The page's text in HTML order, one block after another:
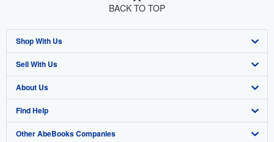
BACK TO TOP
Shop With Us
Advanced Search
Browse Collections
My Account
My Orders
Sell With Us
Start Selling
Join Our Affiliate Program
Book Buyback
About Us
About AbeBooks
Media
Find Help
Help
Other AbeBooks Companies